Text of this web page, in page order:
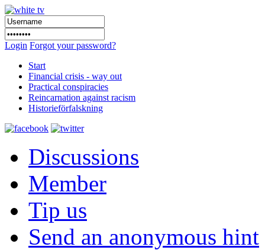
Login Forgot your password?
Start
Financial crisis - way out
Practical conspiracies
Reincarnation against racism
Historieförfalskning
Discussions
Member
Tip us
Send an anonymous hint